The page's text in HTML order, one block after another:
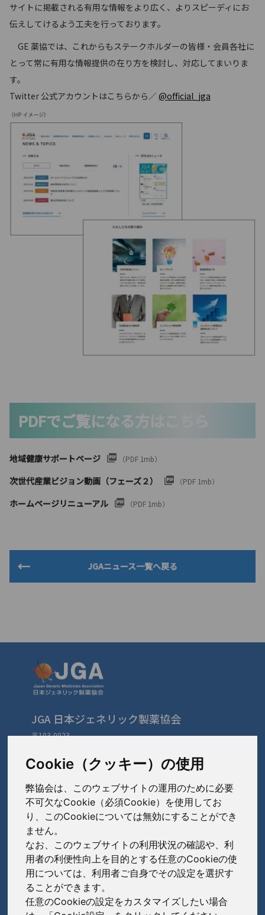
Cookie（クッキー）の使用
弊協会は、このウェブサイトの運用のために必要
不可欠なCookie（必須Cookie）を使用してお
り、このCookieについては無効にすることができ
ません。
なお、このウェブサイトの利用状況の確認や、利
用者の利便性向上を目的とする任意のCookieの使
用については、利用者ご自身でその設定を選択す
ることができます。
任意のCookieの設定をカスタマイズしたい場合
サイトに掲載される有用な情報をより広く、よりスピーディにお
伝えしてけるよう工夫を行っております。
GE 薬協では、これからもステークホルダーの皆様・会員各社に
とって常に有用な情報提供の在り方を検討し、対応してまいりま
す。
Twitter 公式アカウントはこちらから／@ofﬁcial_jga
PDFでご覧になる方はこちら
地域健康サポートページ （PDF 1mb）
次世代産業ビジョン動画（フェーズ２） （PDF 1mb）
ホームページリニューアル （PDF 1mb）
JGAニュース一覧へ戻る
JGA 日本ジェネリック製薬協会
〒103-0023
TEL: 03-3279-1890 / FAX: 03-3241-2978
会員会社（あ〜さ）
あゆみ製薬株式会社
岩城製薬株式会社
大蔵製薬株式会社
キョーリンリメディオ株式会社
共和薬品工業株式会社
会員会社（た〜は）
大興製薬株式会社
ダイト株式会社
高田製薬株式会社
会員会社 （ま〜わ）
陽進堂ホールディングス株式会社
賛助会員会社